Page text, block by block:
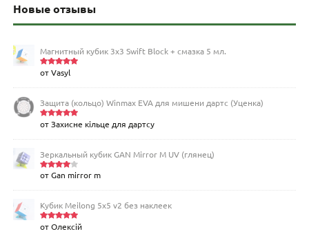
Новые отзывы
Магнитный кубик 3х3 Swift Block + смазка 5 мл.
Оценка
от Vasyl
Защита (кольцо) Winmax EVA для мишени дартс (Уценка)
Оценка5
от Захисне кільце для дартсу
Зеркальный кубик GAN Mirror M UV (глянец)
Оценка
от Gan mirror m
Кубик Meilong 5x5 v2 без наклеек
Оценка5
от Олексій